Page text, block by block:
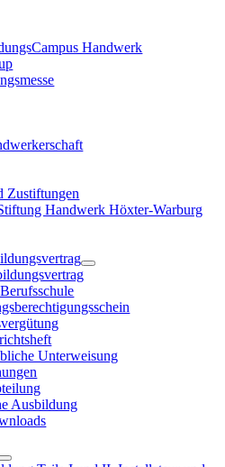
Handwerk
Zustiftungen
Handwerk Höxter-Warburg
Unterweisung
Ausbildung